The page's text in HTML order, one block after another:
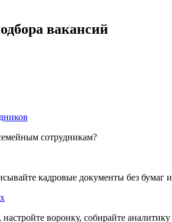
вакансий
сотрудникам?
кадровые документы без бумаг
воронку, собирайте